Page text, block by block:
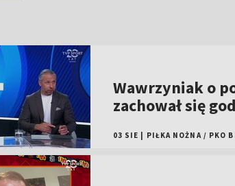
Wawrzyniak o
zachował się
03 SIE PIŁKA NOŻNA / PKO